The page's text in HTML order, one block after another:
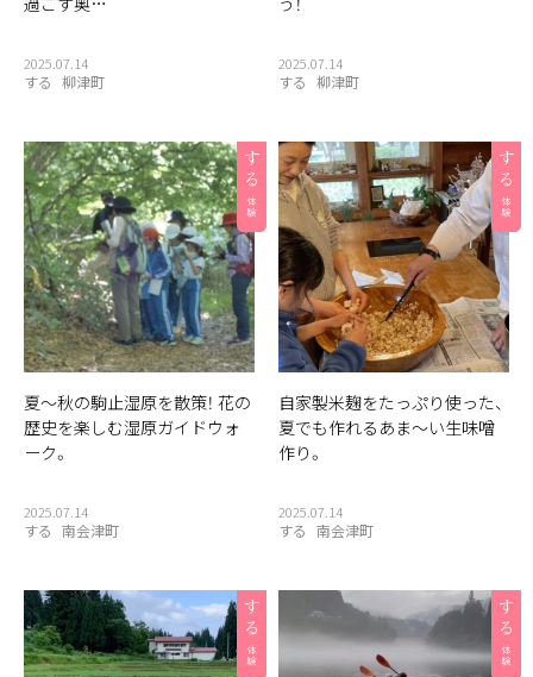
2025.07.14
する 柳津町
2025.07.14
する 柳津町
夏〜秋の駒止湿原を散策！ 花の
歴史を楽しむ湿原ガイドウォ
ーク。
2025.07.14
する 南会津町
自家製米麹をたっぷり使った、
夏でも作れるあま〜い生味噌
作り。
2025.07.14
する 南会津町